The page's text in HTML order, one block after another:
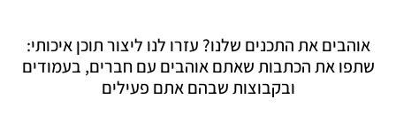
אוהבים את התכנים שלנו? עזרו לנו ליצור תוכן איכותי:
שתפו את הכתבות שאתם אוהבים עם חברים, בעמודים
ובקבוצות שבהם אתם פעילים